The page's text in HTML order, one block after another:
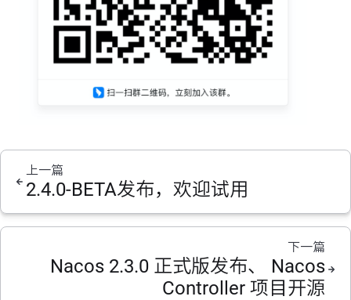
上一篇
2.4.0-BETA发布，欢迎试用
下一篇
Nacos 2.3.0 正式版发布、 Nacos
Controller 项目开源